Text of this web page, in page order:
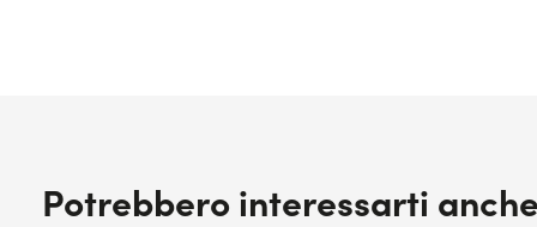
Potrebbero interessarti anche